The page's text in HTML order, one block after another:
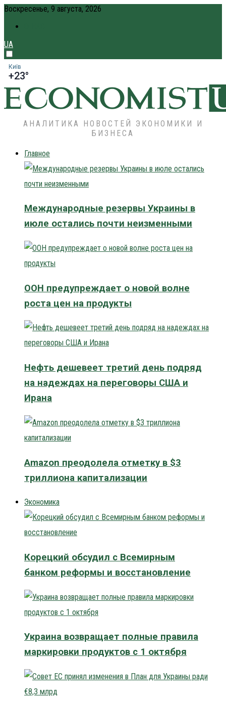
Воскресенье, 9 августа, 2026
UA
Київ
+23°
АНАЛИТИКА НОВОСТЕЙ ЭКОНОМИКИ И
БИЗНЕСА
Главное
Международные резервы Украины в
июле остались почти неизменными
ООН предупреждает о новой волне
роста цен на продукты
Нефть дешевеет третий день подряд
на надеждах на переговоры США и
Ирана
Amazon преодолела отметку в $3
триллиона капитализации
Экономика
Корецкий обсудил с Всемирным
банком реформы и восстановление
Украина возвращает полные правила
маркировки продуктов с 1 октября